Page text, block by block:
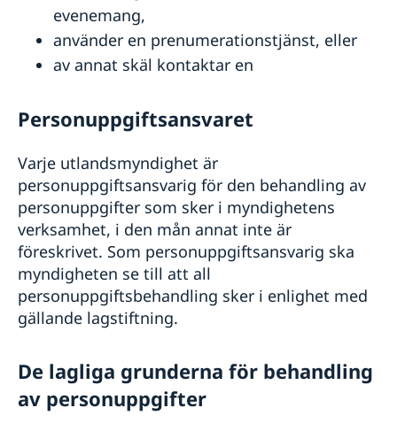
evenemang,
använder en prenumerationstjänst, eller
av annat skäl kontaktar en
Personuppgiftsansvaret
Varje utlandsmyndighet är
personuppgiftsansvarig för den behandling av
personuppgifter som sker i myndighetens
verksamhet, i den mån annat inte är
föreskrivet. Som personuppgiftsansvarig ska
myndigheten se till att all
personuppgiftsbehandling sker i enlighet med
gällande lagstiftning.
De lagliga grunderna för behandling
av personuppgifter